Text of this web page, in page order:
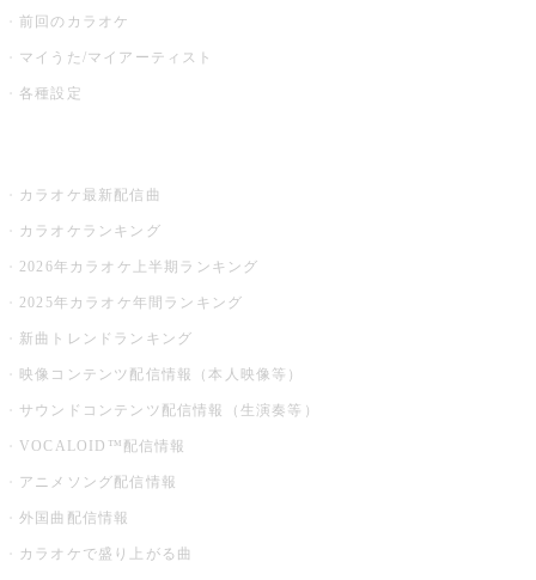
前回のカラオケ
マイうた/マイアーティスト
各種設定
カラオケ最新配信曲
カラオケランキング
2026年カラオケ上半期ランキング
2025年カラオケ年間ランキング
新曲トレンドランキング
映像コンテンツ配信情報（本人映像等）
サウンドコンテンツ配信情報（生演奏等）
VOCALOID™配信情報
アニメソング配信情報
外国曲配信情報
カラオケで盛り上がる曲